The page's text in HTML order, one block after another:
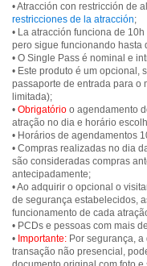
• Atracción con restricción de
restricciones de la atracción;
• La atracción funciona de
pero sigue funcionando hasta
• O Single Pass é nominal e
• Este produto é um opcional,
passaporte de entrada para o
limitada);
• Obrigatório o agendamento
atração no dia e horário
• Horários de agendamentos
• Compras realizadas no dia
são consideradas compras
antecipadamente;
• Ao adquirir o opcional o
de segurança estabelecidos,
funcionamento de cada
• PCDs e pessoas com mais
• Importante: Por segurança,
transação não presencial,